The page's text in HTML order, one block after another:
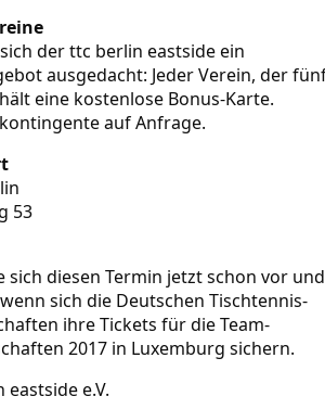
der ttc berlin eastside ein
ausgedacht: Jeder Verein, der
eine kostenlose Bonus-Karte.
auf Anfrage.
53
sich diesen Termin jetzt schon vor und
sich die Deutschen Tischtennis-
ihre Tickets für die Team-
2017 in Luxemburg sichern.
e.V.